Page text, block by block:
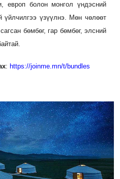
европ болон монгол үндэсний
үйлчилгээ үзүүлнэ. Мөн чөлөөт
бөмбөг, гар бөмбөг, элсний
: https://joinme.mn/t/bundles